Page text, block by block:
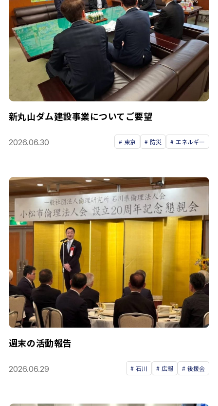
新丸山ダム建設事業についてご要望
2026.06.30 東京 防災 エネルギー
週末の活動報告
2026.06.29 石川 広報 後援会